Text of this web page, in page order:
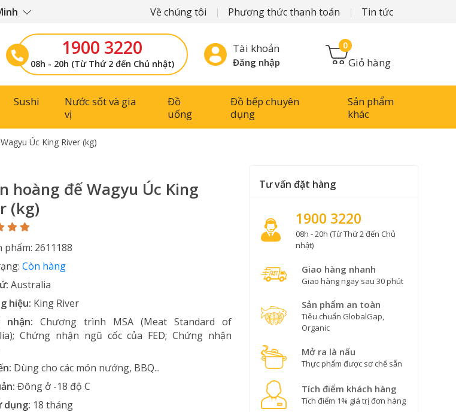
Về chúng tôi Phương thức thanh toán Tin tức
1900 3220
08h - 20h (Từ Thứ 2 đến Chủ nhật)
Tài khoản
Đăng nhập Giỏ hàng
0
Sushi
Nước sốt và gia
vị
Đồ
uống
Đồ bếp chuyên
dụng
Sản phẩm
khác
Úc King River (kg)
hoàng đế Wagyu Úc King
(kg)
phẩm: 2611188
Còn hàng
Australia
hiệu: King River
nhận: Chương trình MSA (Meat Standard of
Chứng nhận ngũ cốc của FED; Chứng nhận
Dùng cho các món nướng, BBQ...
Đông ở -18 độ C
dụng: 18 tháng
Tư vấn đặt hàng
1900 3220
08h - 20h (Từ Thứ 2 đến Chủ
nhật)
Giao hàng nhanh
Giao hàng ngay sau 30 phút
Sản phẩm an toàn
Tiêu chuẩn GlobalGap,
Organic
Mở ra là nấu
Thực phẩm được sơ chế sẵn
Tích điểm khách hàng
Tích điểm 1% giá trị đơn hàng